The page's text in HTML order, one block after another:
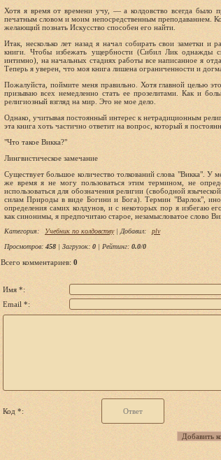
Хотя я время от времени учу, — а колдовство всегда было
печатным словом и моим непосредствен­ным преподаванием.
желающий познать Искусство способен его найти.
Итак, несколько лет назад я начал собирать свои заметки и
книги. Чтобы избежать ущербности (Сибил Лик однажды
интимно), на начальных стадиях работы все написанное я
Теперь я уверен, что моя книга лишена ограниченности и
Пожалуйста, поймите меня правильно. Хотя главной целью
призываю всех немедленно стать ее прозелитами. Как и
религиозный взгляд на мир. Это не мое дело.
Однако, учитывая постоянный интерес к нетради­ционным
эта книга хоть частично от­ветит на вопрос, который я
"Что такое Викка?"
Лингвистическое замечание
Существует большое количество толкований слова "Викка".
же время я не могу пользовать­ся этим термином, не
использоваться для обозначения религии (свободной
силам Природы в виде Богини и Бога). Термин "Варлок",
определения самих колдунов, и с не­которых пор я избегаю
как синонимы, я предпочитаю старое, незамысловатое слово
Категория: Учебник по колдовству| Добавил:
plv
Просмотров: 458 | Загрузок: 0 | Рейтинг: 0.0/0
Всего комментариев: 0
Имя *:
Email *:
Код *: